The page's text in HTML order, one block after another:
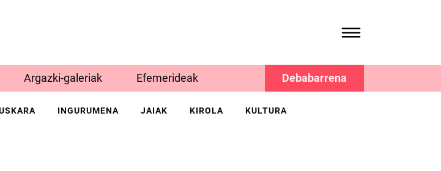
Argazki-galeriak Efemerideak Debabarrena
INGURUMENA JAIAK KIROLA KULTURA